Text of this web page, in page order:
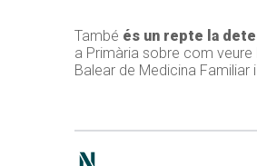
També és un repte la
a Primària sobre com
Balear de Medicina